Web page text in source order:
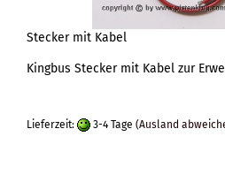
Stecker mit Kabel
Kingbus Stecker mit Kabel zur
Lieferzeit: 3-4 Tage (Ausland